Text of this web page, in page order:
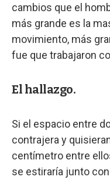
cambios que el
más grande es la
movimiento, más
fue que trabajaron
El hallazgo.
Si el espacio entre
contrajera y
centímetro entre
se estiraría junto